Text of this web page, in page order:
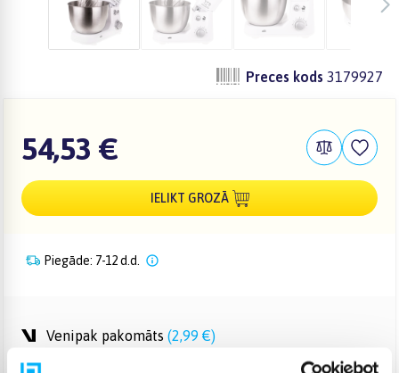
Preces kods 3179927
54,53 €
IELIKT GROZĀ
Piegāde: 7-12 d.d.
Venipak pakomāts (2,99 €)